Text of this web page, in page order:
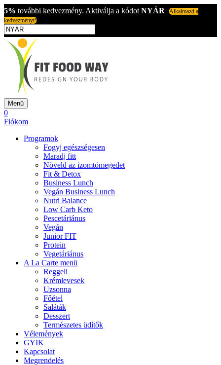
5% további kedvezmény. Aktiválja a kódot NYÁR
Alkalmazd a
kedvezményt!
Menü
0
Fiókom
Programok
Fogyj egészségesen
Maradj fitt
Növeld az izomtömegedet
Fit & Detox
Business Lunch
Vegán Business Lunch
Nutri Balance
Low Carb Keto
Pescetáriánus
Vegán
Junior FIT
Protein
Vegetáriánus
A La Carte menü
Reggeli
Krémlevesek
Uzsonna
Főétel
Saláták
Desszert
Természetes üdítők
Vélemények
GYIK
Kapcsolat
Megrendelés